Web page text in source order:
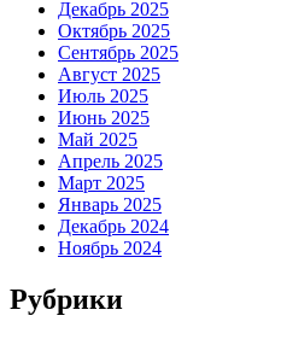
Декабрь 2025
Октябрь 2025
Сентябрь 2025
Август 2025
Июль 2025
Июнь 2025
Май 2025
Апрель 2025
Март 2025
Январь 2025
Декабрь 2024
Ноябрь 2024
Рубрики